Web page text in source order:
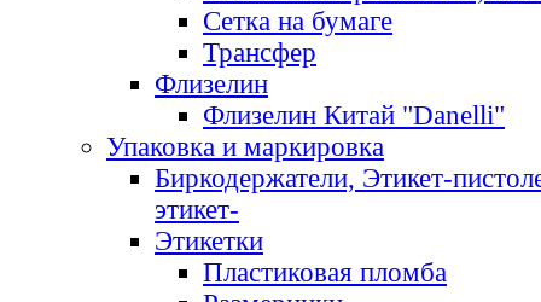
Сетка на бумаге
Трансфер
Флизелин
Флизелин Китай "Danelli"
Упаковка и маркировка
Биркодержатели, Этикет-
этикет-
Этикетки
Пластиковая пломба